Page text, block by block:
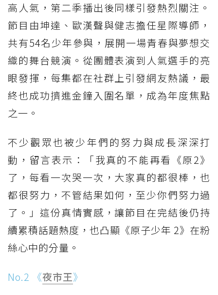
高人氣，第二季播出後同樣引發熱烈關注。
節目由坤達、歐漢聲與健志擔任星際導師，
共有54名少年參與，展開一場青春與夢想交
織的舞台競演。從團體表演到人氣選手的亮
眼發揮，每集都在社群上引發網友熱議，最
終也成功擠進金鐘入圍名單，成為年度焦點
之一。
不少觀眾也被少年們的努力與成長深深打
動，留言表示：「我真的不能再看《原2》
了，每看一次哭一次，大家真的都很棒，也
都很努力，不管結果如何，至少你們努力過
了。」這份真情實感，讓節目在完結後仍持
續累積話題熱度，也凸顯《原子少年 2》在粉
絲心中的分量。
No.2 《夜市王》